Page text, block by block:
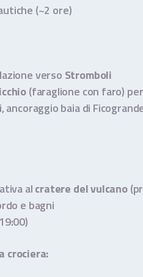
(~2 ore)
verso Stromboli
(faraglione con faro)
ancoraggio baia di
alcratere del vulcano
e bagni
crociera: